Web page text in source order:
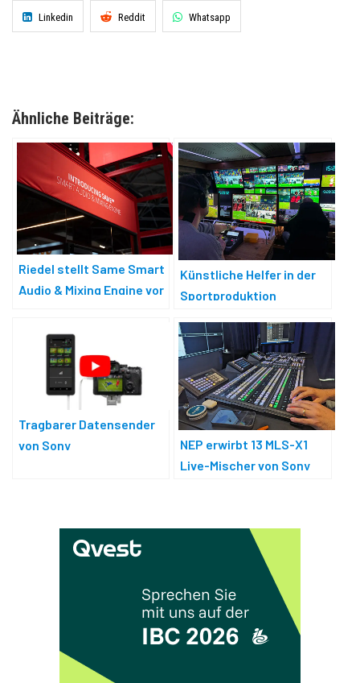
Linkedin Reddit Whatsapp
Ähnliche Beiträge:
Riedel stellt Same Smart
Audio & Mixing Engine vor
Künstliche Helfer in der
Sportproduktion
Tragbarer Datensender
von Sony
NEP erwirbt 13 MLS-X1
Live-Mischer von Sony